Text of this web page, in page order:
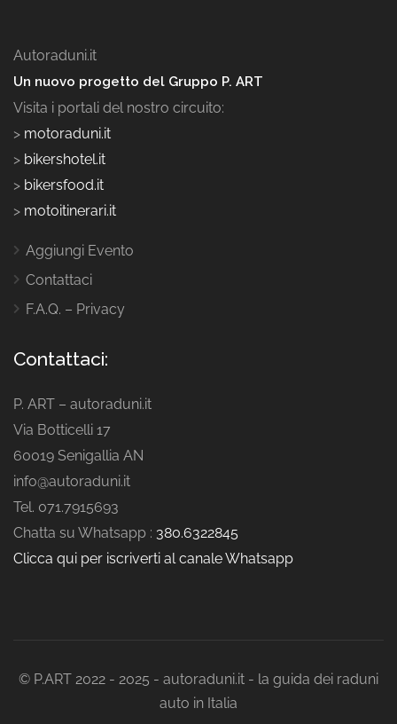
Autoraduni.it
Un nuovo progetto del Gruppo P. ART
Visita i portali del nostro circuito:
> motoraduni.it
> bikershotel.it
> bikersfood.it
> motoitinerari.it
Aggiungi Evento
Contattaci
F.A.Q. – Privacy
Contattaci:
P. ART – autoraduni.it
Via Botticelli 17
60019 Senigallia AN
info@autoraduni.it
Tel. 071.7915693
Chatta su Whatsapp : 380.6322845
Clicca qui per iscriverti al canale Whatsapp
© P.ART 2022 - 2025 - autoraduni.it - la guida dei raduni
auto in Italia